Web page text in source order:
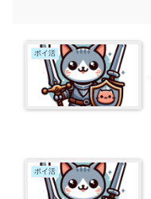
ポイ活
ポイ活